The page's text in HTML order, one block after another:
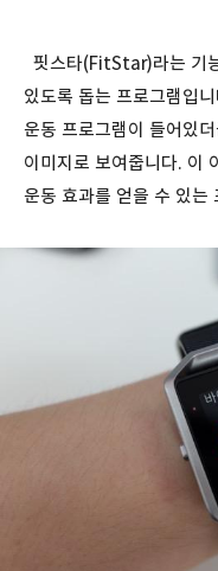
핏스타(FitStar)라는 기
있도록 돕는 프로그램입
운동 프로그램이 들어있
이미지로 보여줍니다. 이
운동 효과를 얻을 수 있는